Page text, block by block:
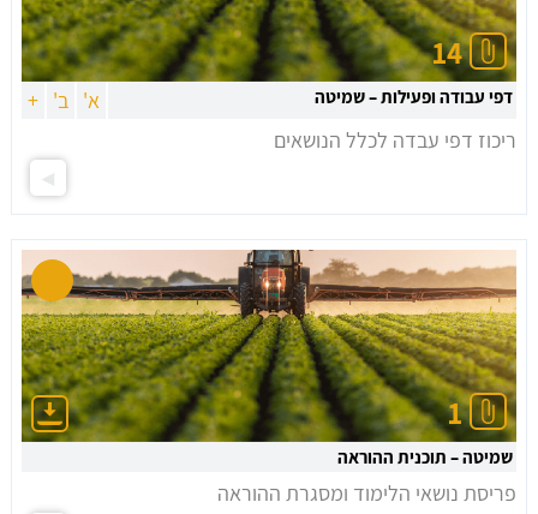
14
דפי עבודה ופעילות – שמיטה א' ב' +
ריכוז דפי עבדה לכלל הנושאים
1
שמיטה – תוכנית ההוראה
פריסת נושאי הלימוד ומסגרת ההוראה